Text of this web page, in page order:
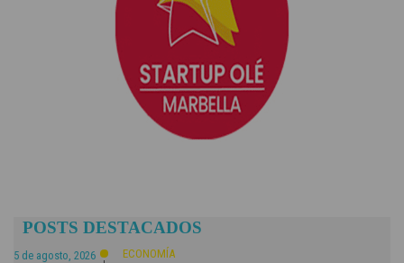
POSTS DESTACADOS
5 de agosto, 2026 ECONOMÍA